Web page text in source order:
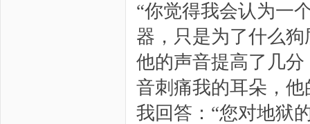
“你觉得我会认为一
器，只是为了什么狗
他的声音提高了几
音刺痛我的耳朵，
我回答：“您对地狱